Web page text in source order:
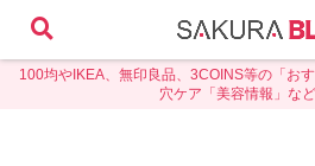
100均やIKEA、無印良品、3COINS等の「お
穴ケア「美容情報」な